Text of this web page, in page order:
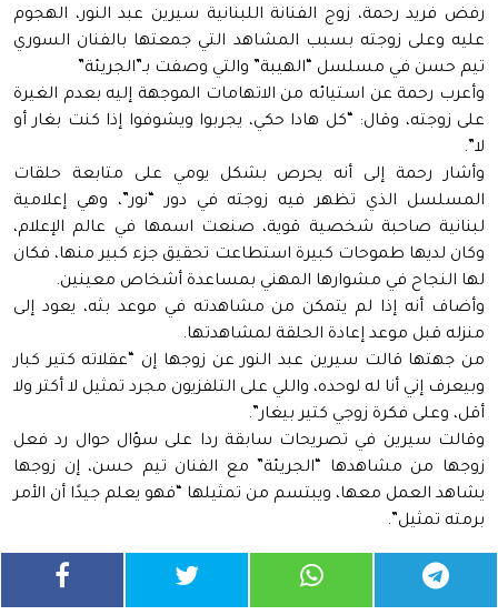
رفض فريد رحمة، زوج الفنانة اللبنانية سيرين عبد النور، الهجوم
عليه وعلى زوجته بسبب المشاهد التي جمعتها بالفنان السوري
تيم حسن في مسلسل “الهيبة” والتي وصفت بـ”الجريئة”
وأعرب رحمة عن استيائه من الاتهامات الموجهة إليه بعدم الغيرة
على زوجته، وقال: “كل هادا حكي، يجربوا ويشوفوا إذا كنت بغار أو
لا”.
وأشار رحمة إلى أنه يحرص بشكل يومي على متابعة حلقات
المسلسل الذي تظهر فيه زوجته في دور “نور”، وهي إعلامية
لبنانية صاحبة شخصية قوية، صنعت اسمها في عالم الإعلام،
وكان لديها طموحات كبيرة استطاعت تحقيق جزء كبير منها، فكان
لها النجاح في مشوارها المهني بمساعدة أشخاص معينين.
وأضاف أنه إذا لم يتمكن من مشاهدته في موعد بثه، يعود إلى
منزله قبل موعد إعادة الحلقة لمشاهدتها.
من جهتها قالت سيرين عبد النور عن زوجها إن “عقلاته كتير كبار
وبيعرف إني أنا له لوحده، واللي على التلفزيون مجرد تمثيل لا أكتر ولا
أقل، وعلى فكرة زوجي كتير بيغار”.
وقالت سيرين في تصريحات سابقة ردا على سؤال حوال رد فعل
زوجها من مشاهدها “الجريئة” مع الفنان تيم حسن، إن زوجها
يشاهد العمل معها، ويبتسم من تمثيلها “فهو يعلم جيدًا أن الأمر
برمته تمثيل”.